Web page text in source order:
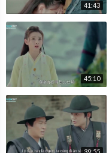
41:43
45:10
39:55